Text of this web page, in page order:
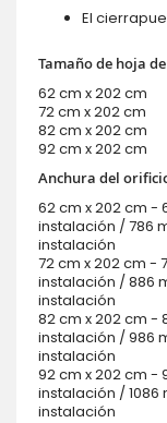
El
Tamaño de hoja
62 cm x 202 cm
72 cm x 202 cm
82 cm x 202 cm
92 cm x 202 cm
Anchura del
62 cm x 202 cm
instalación / 786
instalación
72 cm x 202 cm -
instalación / 886
instalación
82 cm x 202 cm
instalación / 986
instalación
92 cm x 202 cm
instalación /
instalación